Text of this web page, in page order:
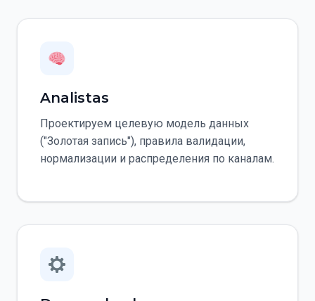
Analistas
Проектируем целевую модель данных
("Золотая запись"), правила валидации,
нормализации и распределения по каналам.